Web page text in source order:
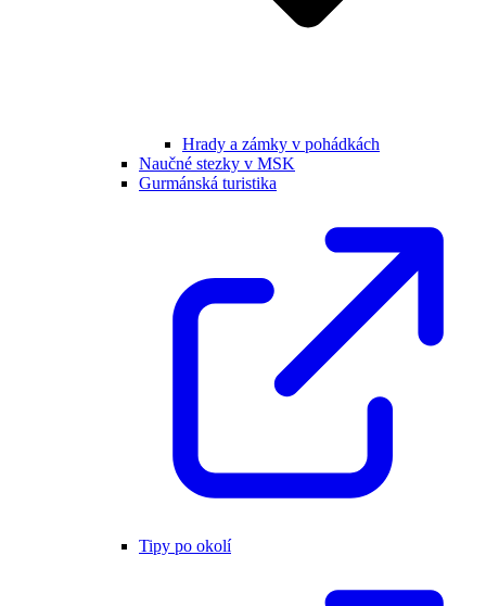
Hrady a zámky v pohádkách
Naučné stezky v MSK
Gurmánská turistika
Tipy po okolí